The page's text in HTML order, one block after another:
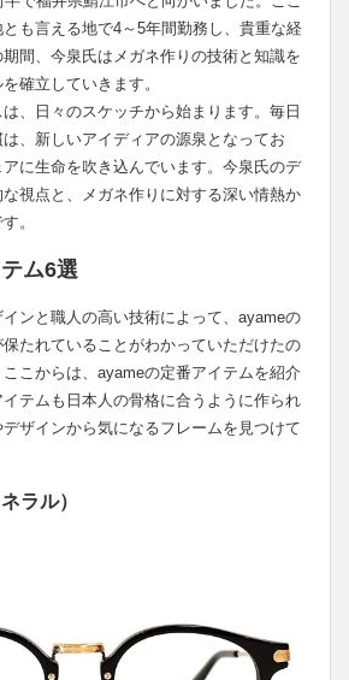
も言える地で4～5年間勤務し、貴重な経
間、今泉氏はメガネ作りの技術と知識を
確立していきます。
、日々のスケッチから始まります。毎日
、新しいアイディアの源泉となってお
に生命を吹き込んでいます。今泉氏のデ
視点と、メガネ作りに対する深い情熱か
。
ム6選
ンと職人の高い技術によって、ayameの
たれていることがわかっていただけたの
こからは、ayameの定番アイテムを紹介
テムも日本人の骨格に合うように作られ
ザインから気になるフレームを見つけて
ラル）